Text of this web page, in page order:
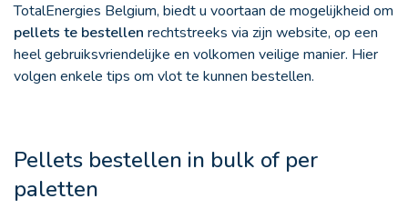
TotalEnergies Belgium, biedt u voortaan de mogelijkheid om
pellets te bestellen rechtstreeks via zijn website, op een
heel gebruiksvriendelijke en volkomen veilige manier. Hier
volgen enkele tips om vlot te kunnen bestellen.
Pellets bestellen in bulk of per
paletten